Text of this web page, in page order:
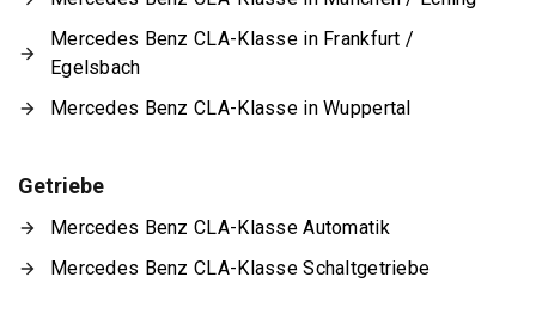
Mercedes Benz CLA-Klasse in Frankfurt /
Egelsbach
Mercedes Benz CLA-Klasse in Wuppertal
Getriebe
Mercedes Benz CLA-Klasse Automatik
Mercedes Benz CLA-Klasse Schaltgetriebe